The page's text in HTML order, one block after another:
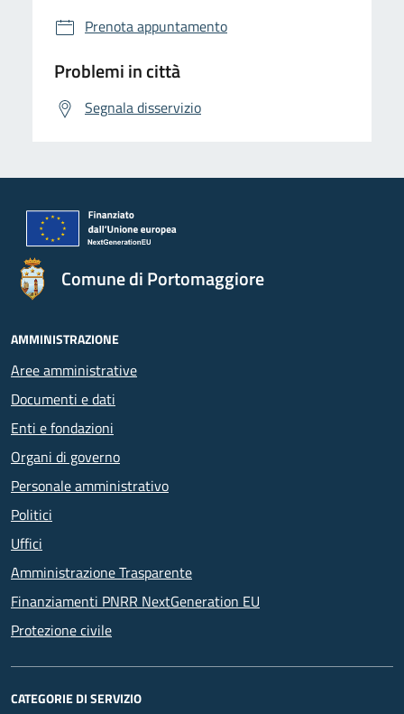
Prenota appuntamento
Problemi in città
Segnala disservizio
Comune di Portomaggiore
AMMINISTRAZIONE
Aree amministrative
Documenti e dati
Enti e fondazioni
Organi di governo
Personale amministrativo
Politici
Uffici
Amministrazione Trasparente
Finanziamenti PNRR NextGeneration EU
Protezione civile
CATEGORIE DI SERVIZIO